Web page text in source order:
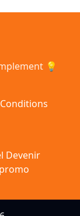
💡
Conditions
Devenir